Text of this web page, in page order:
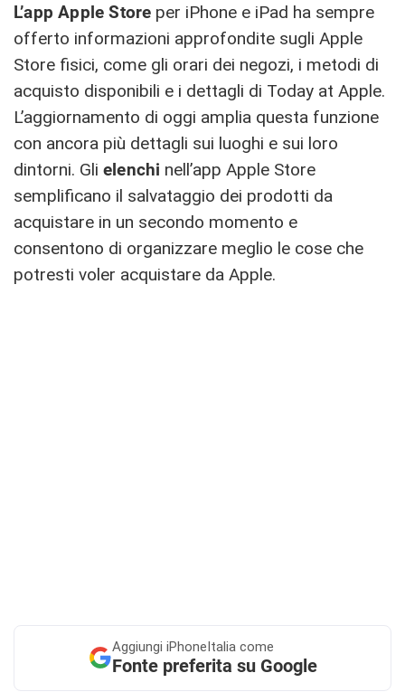
L’app Apple Store per iPhone e iPad ha sempre
offerto informazioni approfondite sugli Apple
Store fisici, come gli orari dei negozi, i metodi di
acquisto disponibili e i dettagli di Today at Apple.
L’aggiornamento di oggi amplia questa funzione
con ancora più dettagli sui luoghi e sui loro
dintorni. Gli elenchi nell’app Apple Store
semplificano il salvataggio dei prodotti da
acquistare in un secondo momento e
consentono di organizzare meglio le cose che
potresti voler acquistare da Apple.
Aggiungi iPhoneItalia come
Fonte preferita su Google